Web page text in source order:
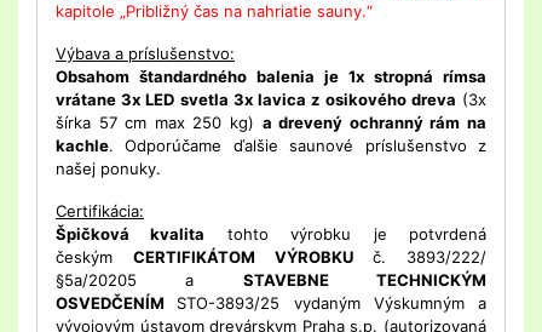
kapitole „Približný čas na nahriatie sauny.“
Výbava a príslušenstvo:
Obsahom štandardného balenia je 1x stropná rímsa
vrátane 3x LED svetla 3x lavica z osikového dreva (3x
šírka 57 cm max 250 kg) a drevený ochranný rám na
kachle. Odporúčame ďalšie saunové príslušenstvo z
našej ponuky.
Certifikácia:
Špičková kvalita tohto výrobku je potvrdená
českým CERTIFIKÁTOM VÝROBKU č. 3893/222/
§5a/20205 a STAVEBNE TECHNICKÝM
OSVEDČENÍM STO-3893/25 vydaným Výskumným a
vývojovým ústavom drevárskym Praha s.p. (autorizovaná